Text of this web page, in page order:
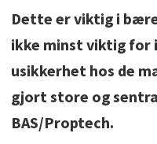
Dette er viktig i
ikke minst viktig for
usikkerhet hos de
gjort store og
BAS/Proptech.